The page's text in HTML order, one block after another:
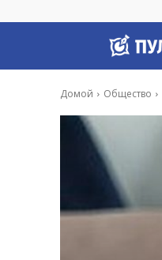
Домой Общество